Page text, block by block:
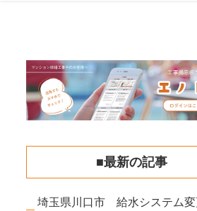
■最新の記事
埼玉県川口市 給水システム変